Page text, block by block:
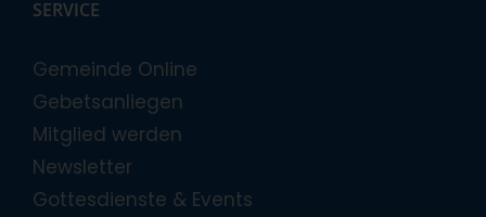
SERVICE
Gemeinde Online
Gebetsanliegen
Mitglied werden
Newsletter
Gottesdienste & Events